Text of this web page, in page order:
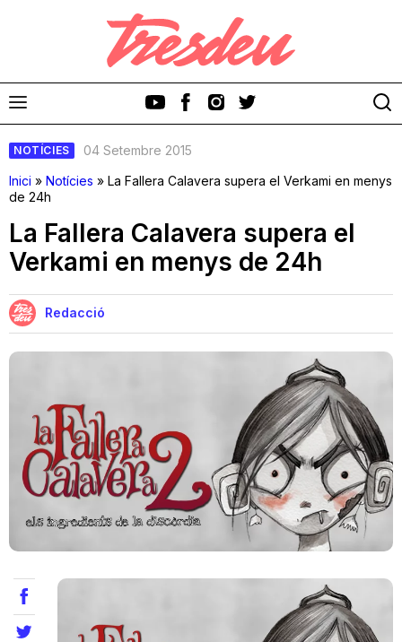
Discos
Videoclips
Cinema i Televisió
Opinió
NOTÍCIES
04 Setembre 2015
Inici » Notícies » La Fallera Calavera supera el Verkami en menys
de 24h
La Fallera Calavera supera el
Verkami en menys de 24h
Redacció